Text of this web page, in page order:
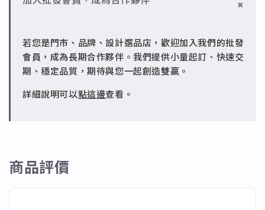
✻ 批發會員
請聯繫 LINE 客服 @jfq1926j 協助處理。
若您是門市、品牌、設計選品店，歡迎加入我們的批發
會員，成為長期合作夥伴。我們提供小量起訂、快速交
期、穩定品質，期待與您一起創造雙贏。
詳細說明可以點這邊查看。
商品評價